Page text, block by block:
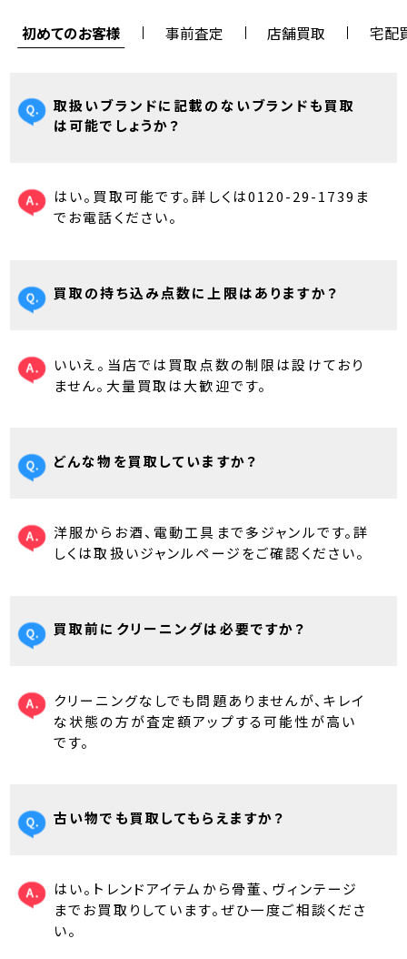
初めてのお客様 事前査定 店舗買取 宅配
取扱いブランドに記載のないブランドも買取
は可能でしょうか？
はい。買取可能です。詳しくは0120-29-1739ま
でお電話ください。
買取の持ち込み点数に上限はありますか？
いいえ。当店では買取点数の制限は設けており
ません。大量買取は大歓迎です。
どんな物を買取していますか？
洋服からお酒、電動工具まで多ジャンルです。詳
しくは取扱いジャンルページをご確認ください。
買取前にクリーニングは必要ですか？
クリーニングなしでも問題ありませんが、キレイ
な状態の方が査定額アップする可能性が高い
です。
古い物でも買取してもらえますか？
はい。トレンドアイテムから骨董、ヴィンテージ
までお買取りしています。ぜひ一度ご相談くださ
い。